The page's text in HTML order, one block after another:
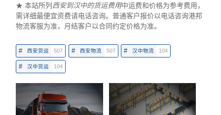
★ 本站所列 西安到汉中的货运费用中运费和价格为参考费用，
需详细最便宜资费请电话咨询。普通客户报价以电话咨询港邦
物流客服为准，月结客户以合同约定价格为准。
# 西安货运 507 # 西安物流 507 # 汉中物流 104
# 汉中货运 104